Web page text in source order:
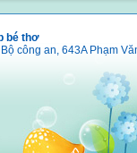
bé thơ
công an, 643A Phạm